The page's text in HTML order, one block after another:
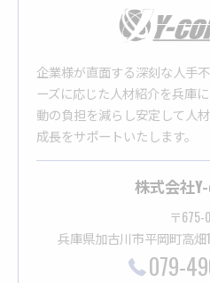
企業様が直面する深刻な人手
ーズに応じた人材紹介を兵庫
動の負担を減らし安定して人
成長をサポートいたします。
株式会社
〒675-
兵庫県加古川市平岡町高畑
079-